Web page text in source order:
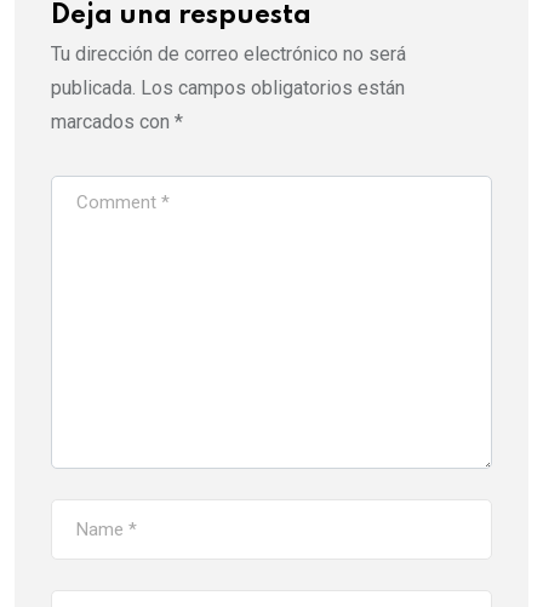
Deja una respuesta
Tu dirección de correo electrónico no será
publicada. Los campos obligatorios están
marcados con *